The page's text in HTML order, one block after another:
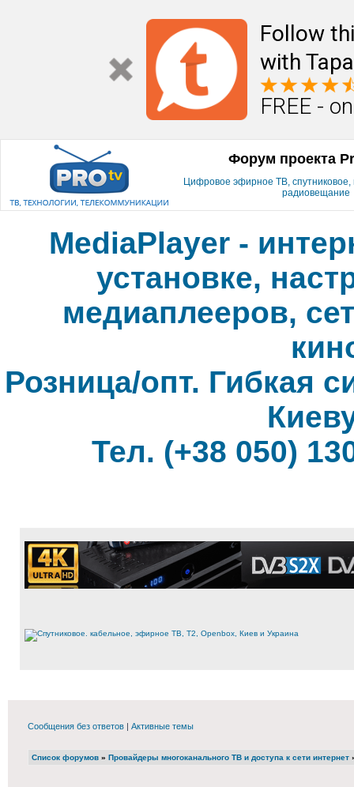
Follow
with
FREE -
Форум проекта
Цифровое эфирное ТВ, спутниковое,
радиовещание
MediaPlayer -
установке,
медиаплееров,
Розница/опт. Гибкая
Тел. (+38 050)
Сообщения без ответов | Активные темы
Список форумов » Провайдеры многоканального ТВ и доступа к сети интернет